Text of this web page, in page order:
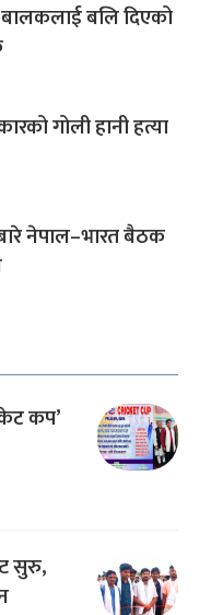
बालकलाई बलि दिएको
गोली हानी हत्या
नेपाल–भारत बैठक
कप’
सुरु,